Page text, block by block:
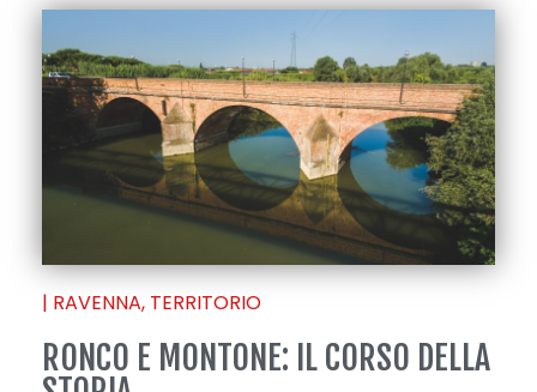
| RAVENNA, TERRITORIO
RONCO E MONTONE: IL CORSO DELLA